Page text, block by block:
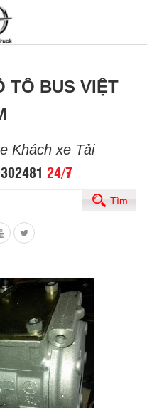
TÔ BUS VIỆT
Khách xe Tải
24/7
Tìm